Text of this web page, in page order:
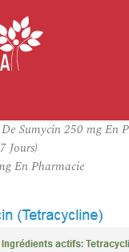
Sumycin 250 mg En
Jours)
En Pharmacie